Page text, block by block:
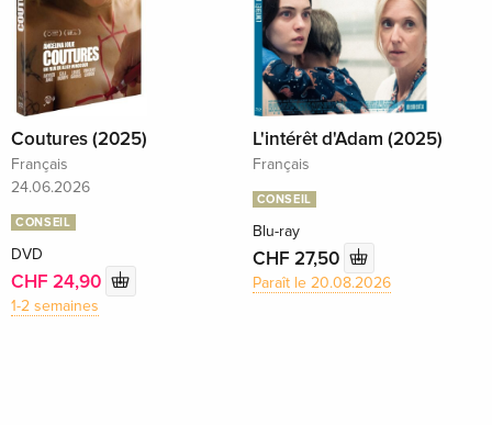
Coutures (2025)
Français
24.06.2026
CONSEIL
DVD
CHF 24,90
1-2 semaines
L'intérêt d'Adam (2025)
Français
CONSEIL
Blu-ray
CHF 27,50
Paraît le 20.08.2026